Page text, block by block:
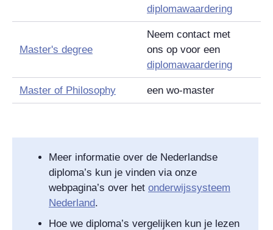
diplomawaardering
Master's degree
Neem contact met
ons op voor een
diplomawaardering
Master of Philosophy een wo-master
Meer informatie over de Nederlandse
diploma’s kun je vinden via onze
webpagina’s over het onderwijssysteem
Nederland.
Hoe we diploma’s vergelijken kun je lezen